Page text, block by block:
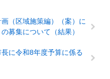
（区域施策編）（案）に
募集について（結果）
に令和8年度予算に係る